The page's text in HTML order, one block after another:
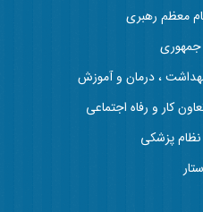
معظم رهبری
، درمان و آموزش
کار و رفاه اجتماعی
نظام پزشکی